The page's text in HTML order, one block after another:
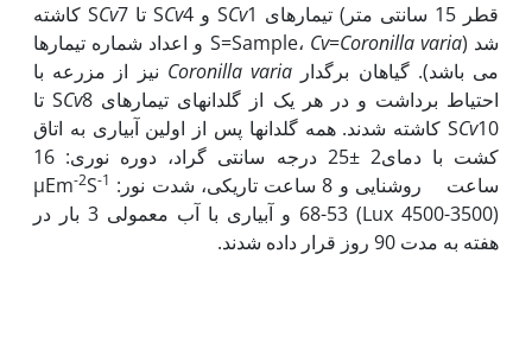
قطر 15 سانتی متر) تیمارهای S
Cv1 و S Cv4 تا S Cv
7 کاشته
شد (S=Sample،
Cv=Coronilla varia
و اعداد شماره تیمارها
می باشد). گیاهان برگدار Coronilla varia نیز از مزرعه با
احتیاط برداشت و در هر یک از گلدان­های تیمارهای S
Cv 8 تا
SCv
10 کاشته شدند. همه گلدان­ها پس از اولین آبیاری به اتاق
کشت با دمای2 ±25 درجه سانتی گراد، دوره نوری: 16
ساعت روشنایی و 8 ساعت تاریکی، شدت نور: µEm
-2S-1
68-53 (Lux 4500-3500) و آبیاری با آب معمولی 3 بار در
هفته به مدت 90 روز قرار داده شدند.